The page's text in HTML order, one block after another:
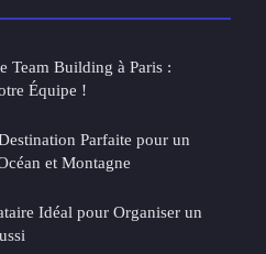
Team Building à Paris :
Équipe !
Parfaite pour un
et Montagne
Idéal pour Organiser un